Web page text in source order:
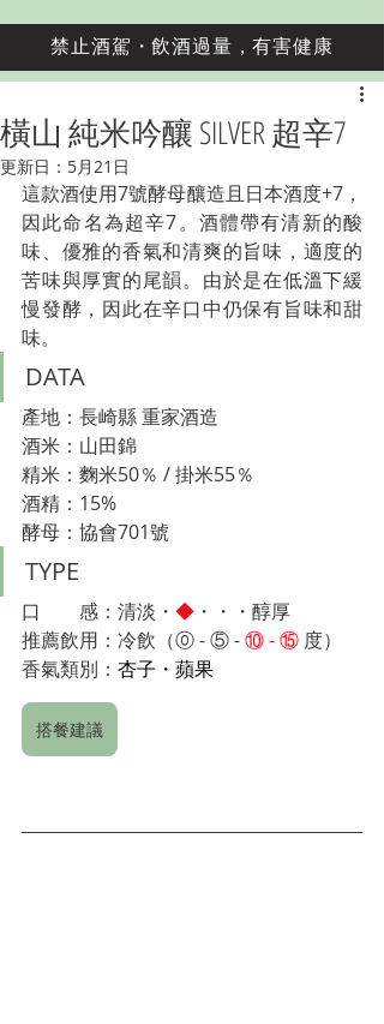
禁止酒駕・飲酒過量，有害健康
橫山 純米吟釀 SILVER 超辛7
更新日： 5月21日
這款酒使用7號酵母釀造且日本酒度+7，
因此命名為超辛7。酒體帶有清新的酸
味、優雅的香氣和清爽的旨味，適度的
苦味與厚實的尾韻。由於是在低溫下緩
慢發酵，因此在辛口中仍保有旨味和甜
味。
DATA
產地：長崎縣 重家酒造
酒米：山田錦
精米：麴米50％ / 掛米55％
酒精：15%
酵母： 協會701號
TYPE
口　　感：清淡・ ◆ ・・・醇厚
推薦飲用：冷飲（⓪ - ⑤ - ⑩ - ⑮ 度）
香氣類別： 杏子・蘋果
搭餐建議